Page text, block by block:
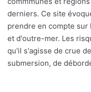
derniers. Ce site
prendre en compte
et d'outre-mer. Les
qu'il s'agisse de crue
submersion, de